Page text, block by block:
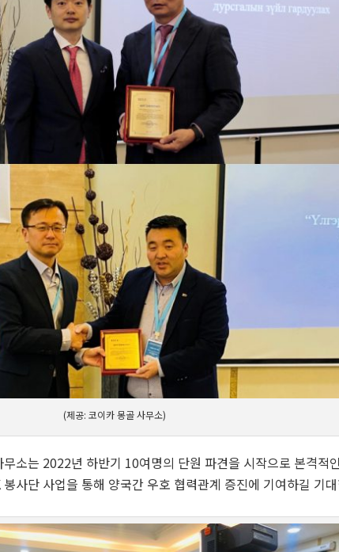
(제공: 코이카 몽골 사무소)
소는 2022년 하반기 10여명의 단원 파견을 시작으로 본격적
사단 사업을 통해 양국간 우호 협력관계 증진에 기여하길 기